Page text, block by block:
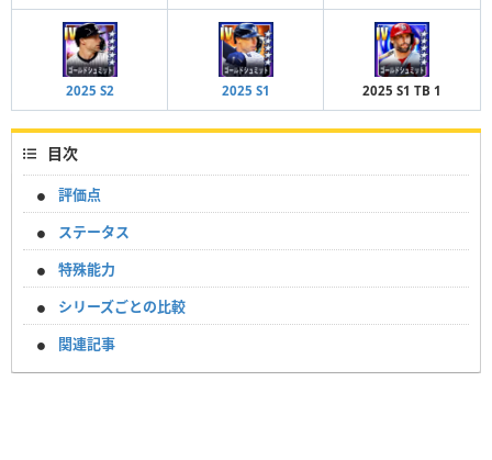
2025 S2 2025 S1 2025 S1 TB 1
目次
評価点
ステータス
特殊能力
シリーズごとの比較
関連記事